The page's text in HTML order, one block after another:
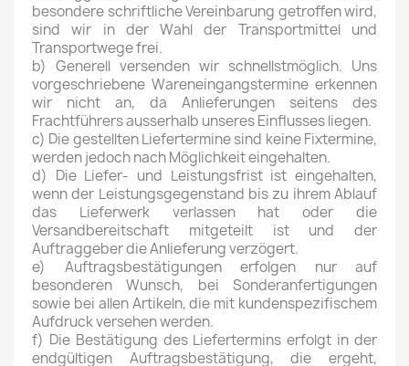
besondere schriftliche Vereinbarung getroffen wird,
sind wir in der Wahl der Transportmittel und
Transportwege frei.
b) Generell versenden wir schnellstmöglich. Uns
vorgeschriebene Wareneingangstermine erkennen
wir nicht an, da Anlieferungen seitens des
Frachtführers ausserhalb unseres Einflusses liegen.
c) Die gestellten Liefertermine sind keine Fixtermine,
werden jedoch nach Möglichkeit eingehalten.
d) Die Liefer- und Leistungsfrist ist eingehalten,
wenn der Leistungsgegenstand bis zu ihrem Ablauf
das Lieferwerk verlassen hat oder die
Versandbereitschaft mitgeteilt ist und der
Auftraggeber die Anlieferung verzögert.
e) Auftragsbestätigungen erfolgen nur auf
besonderen Wunsch, bei Sonderanfertigungen
sowie bei allen Artikeln, die mit kundenspezifischem
Aufdruck versehen werden.
f) Die Bestätigung des Liefertermins erfolgt in der
endgültigen Auftragsbestätigung, die ergeht,